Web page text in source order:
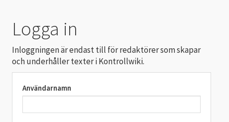
Logga in
Inloggningen är endast till för redaktörer som skapar
och underhåller texter i Kontrollwiki.
Användarnamn